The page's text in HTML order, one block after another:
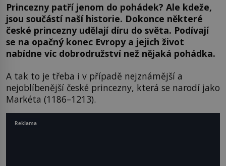
Princezny patří jenom do pohádek? Ale kdeže,
jsou součástí naší historie. Dokonce některé
české princezny udělají díru do světa. Podívají
se na opačný konec Evropy a jejich život
nabídne víc dobrodružství než nějaká pohádka.
A tak to je třeba i v případě nejznámější a
nejoblíbenější české princezny, která se narodí jako
Markéta (1186–1213).
Reklama